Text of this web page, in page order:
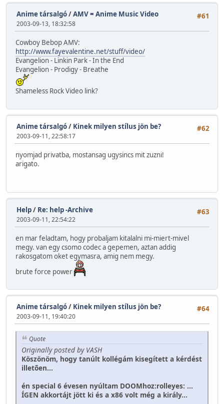
#61
Anime társalgó/AMV = Anime Music Video
2003-09-13, 18:32:58
Cowboy Bebop AMV:
http://www.fayevalentine.net/stuff/video/
Evangelion - Linkin Park - In the End
Evangelion - Prodigy - Breathe
Shameless Rock Video link?
#62
Anime társalgó/ Kinek milyen stílus jön be?
2003-09-11, 22:58:17
nyomjad privatba, mostansag ugysincs mit zuzni!
arigato.
#63
Help/ Re: help -Archive
2003-09-11, 22:54:22
en mar feladtam, hogy probaljam kitalalni mi-miert-mivel
megy. van egy csomo codec a gepemen, aztan addig
rakosgatom oket egymasra, amig nem megy.
brute force power
#64
Anime társalgó/ Kinek milyen stílus jön be?
2003-09-11, 19:40:20
Quote
Originally posted by VASH
Köszönöm, hogy tanúlt kollégám kisegített a kérdést
illetõen...
én special 6 évesen nyúltam DOOMhoz:rolleyes: ...
ÍGEN akkortájt jött ki és a x86 volt még a király...